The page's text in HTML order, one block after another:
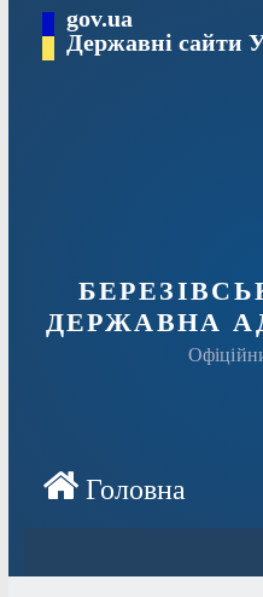
Перейтиgov.ua
Державні сайти
ДЕРЖАВНА